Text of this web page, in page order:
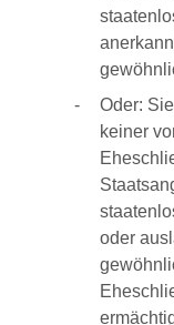
Oder:
keiner
oder